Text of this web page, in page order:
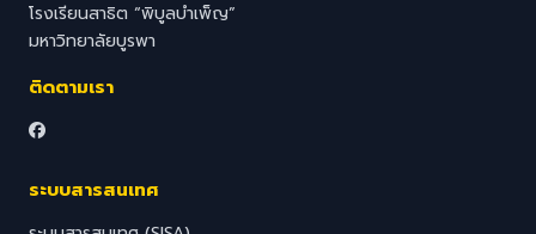
โรงเรียนสาธิต “พิบูลบำเพ็ญ”
มหาวิทยาลัยบูรพา
ติดตามเรา
ระบบสารสนเทศ